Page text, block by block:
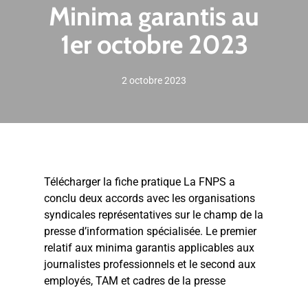
Minima garantis au
1er octobre 2023
2 octobre 2023
Télécharger la fiche pratique La FNPS a
conclu deux accords avec les organisations
syndicales représentatives sur le champ de la
presse d’information spécialisée. Le premier
relatif aux minima garantis applicables aux
journalistes professionnels et le second aux
employés, TAM et cadres de la presse